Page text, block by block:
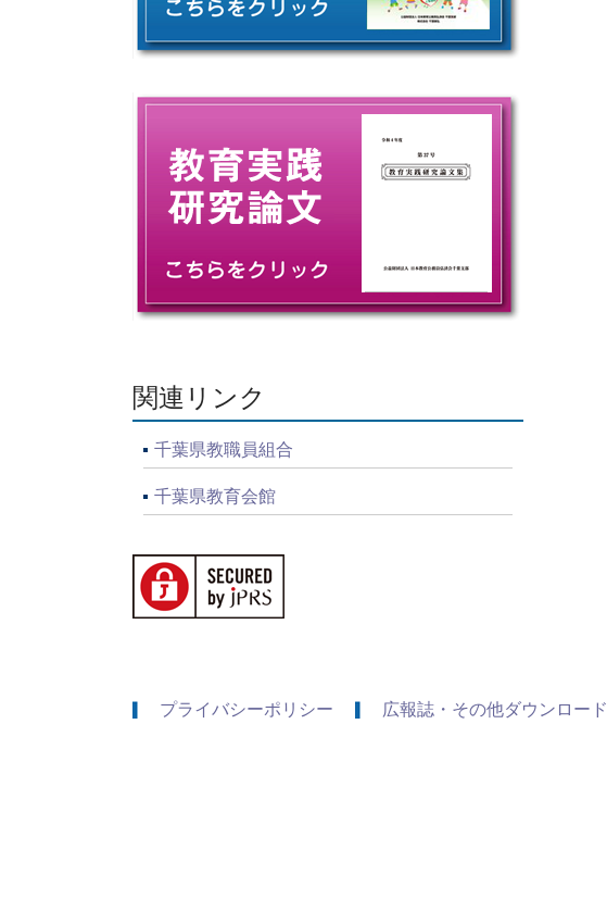
関連リンク
千葉県教職員組合
千葉県教育会館
プライバシーポリシー 広報誌・その他ダウンロード